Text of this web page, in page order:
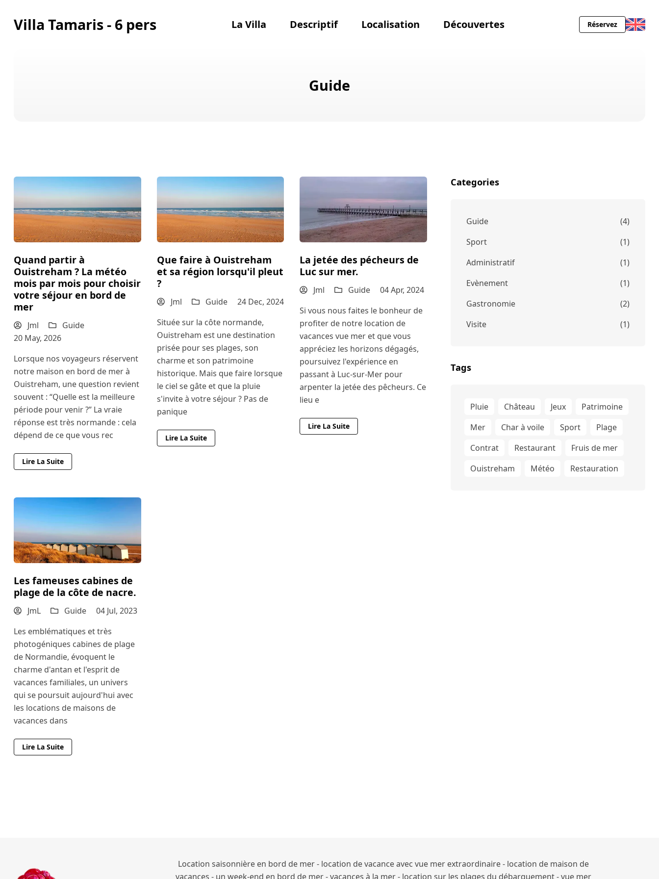
Villa Tamaris - 6 pers La Villa Descriptif Localisation Découvertes Réservez
Guide
Quand partir à
Ouistreham ? La météo
mois par mois pour choisir
votre séjour en bord de
mer
Jml
Guide
20 May, 2026
Lorsque nos voyageurs réservent
notre maison en bord de mer à
Ouistreham, une question revient
souvent : “Quelle est la meilleure
période pour venir ?” La vraie
réponse est très normande : cela
dépend de ce que vous rec
Lire La Suite
Que faire à Ouistreham
et sa région lorsqu'il pleut
?
Jml Guide
24 Dec, 2024
Située sur la côte normande,
Ouistreham est une destination
prisée pour ses plages, son
charme et son patrimoine
historique. Mais que faire lorsque
le ciel se gâte et que la pluie
s'invite à votre séjour ? Pas de
panique
Lire La Suite
La jetée des pécheurs de
Luc sur mer.
Jml Guide
04 Apr, 2024
Si vous nous faites le bonheur de
profiter de notre location de
vacances vue mer et que vous
appréciez les horizons dégagés,
poursuivez l'expérience en
passant à Luc-sur-Mer pour
arpenter la jetée des pêcheurs. Ce
lieu e
Lire La Suite
Les fameuses cabines de
plage de la côte de nacre.
JmL Guide
04 Jul, 2023
Les emblématiques et très
photogéniques cabines de plage
de Normandie, évoquent le
charme d'antan et l'esprit de
vacances familiales, un univers
qui se poursuit aujourd'hui avec
les locations de maisons de
vacances dans
Lire La Suite
Categories
Guide
(4)
Sport
(1)
Administratif
(1)
Evènement
(1)
Gastronomie
(2)
Visite
(1)
Tags
Pluie Château Jeux
Patrimoine
Mer
Char à voile Sport
Plage
Contrat
Restaurant
Fruis de mer
Ouistreham
Météo Restauration
Location saisonnière en bord de mer - location de vacance avec vue mer extraordinaire - location de maison de
vacances - un week-end en bord de mer - vacances à la mer - location sur les plages du débarquement - vue mer